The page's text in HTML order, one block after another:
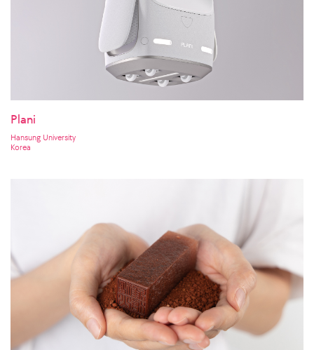
Plani
Hansung University
Korea